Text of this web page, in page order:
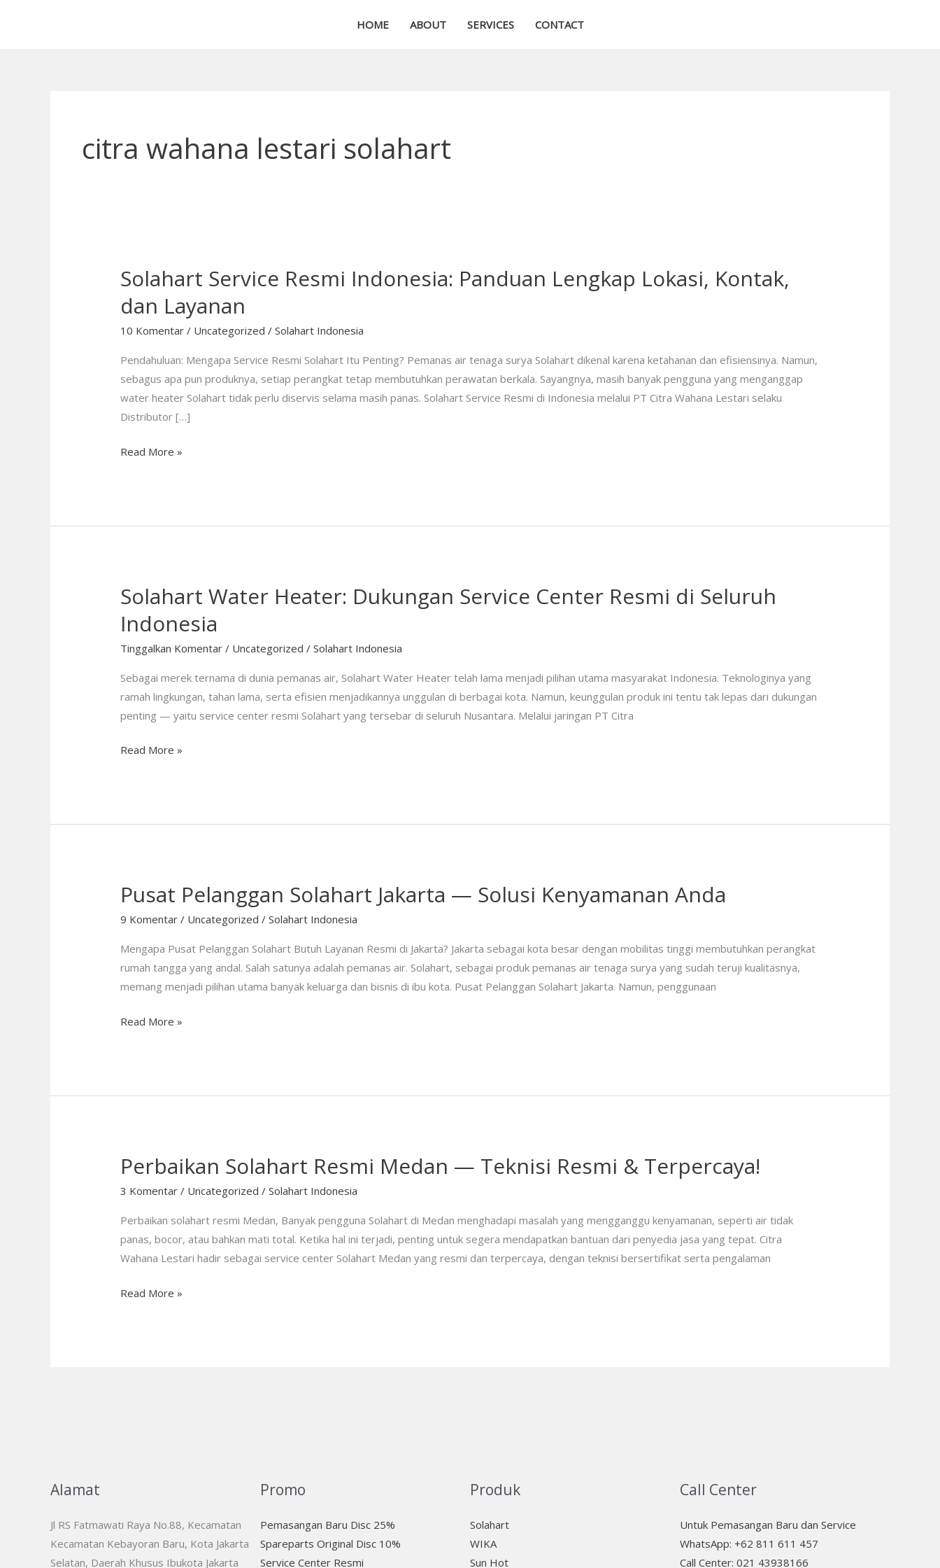
HOME ABOUT SERVICES CONTACT
citra wahana lestari solahart
Solahart Service Resmi Indonesia: Panduan Lengkap Lokasi, Kontak,
dan Layanan
10 Komentar / Uncategorized /Solahart Indonesia
Pendahuluan: Mengapa Service Resmi Solahart Itu Penting? Pemanas air tenaga surya Solahart dikenal karena ketahanan dan efisiensinya. Namun,
sebagus apa pun produknya, setiap perangkat tetap membutuhkan perawatan berkala. Sayangnya, masih banyak pengguna yang menganggap
water heater Solahart tidak perlu diservis selama masih panas. Solahart Service Resmi di Indonesia melalui PT Citra Wahana Lestari selaku
Distributor […]
Solahart
Resmi
Indonesia:
Lengkap
Lokasi,
Kontak,
dan
Read More »
Solahart Water Heater: Dukungan Service Center Resmi di Seluruh
Indonesia
Tinggalkan Komentar / Uncategorized /Solahart Indonesia
Sebagai merek ternama di dunia pemanas air, Solahart Water Heater telah lama menjadi pilihan utama masyarakat Indonesia. Teknologinya yang
ramah lingkungan, tahan lama, serta efisien menjadikannya unggulan di berbagai kota. Namun, keunggulan produk ini tentu tak lepas dari dukungan
penting — yaitu service center resmi Solahart yang tersebar di seluruh Nusantara. Melalui jaringan PT Citra
Solahart
Heater:
Dukungan
Center
Resmi
di
Read More »
Pusat Pelanggan Solahart Jakarta — Solusi Kenyamanan Anda
9 Komentar / Uncategorized /Solahart Indonesia
Mengapa Pusat Pelanggan Solahart Butuh Layanan Resmi di Jakarta? Jakarta sebagai kota besar dengan mobilitas tinggi membutuhkan perangkat
rumah tangga yang andal. Salah satunya adalah pemanas air. Solahart, sebagai produk pemanas air tenaga surya yang sudah teruji kualitasnya,
memang menjadi pilihan utama banyak keluarga dan bisnis di ibu kota. Pusat Pelanggan Solahart Jakarta. Namun, penggunaan
Pusat
Solahart
Jakarta
—
Solusi
Anda
Read More »
Perbaikan Solahart Resmi Medan — Teknisi Resmi & Terpercaya!
3 Komentar / Uncategorized /Solahart Indonesia
Perbaikan solahart resmi Medan, Banyak pengguna Solahart di Medan menghadapi masalah yang mengganggu kenyamanan, seperti air tidak
panas, bocor, atau bahkan mati total. Ketika hal ini terjadi, penting untuk segera mendapatkan bantuan dari penyedia jasa yang tepat. Citra
Wahana Lestari hadir sebagai service center Solahart Medan yang resmi dan terpercaya, dengan teknisi bersertifikat serta pengalaman
Perbaikan
Resmi
Medan
— Teknisi
Resmi
Terpercaya!
Read More »
Alamat
Jl RS Fatmawati Raya No.88, Kecamatan
Kecamatan Kebayoran Baru, Kota Jakarta
Selatan, Daerah Khusus Ibukota Jakarta
Promo
Pemasangan Baru Disc 25%
Spareparts Original Disc 10%
Service Center Resmi
Produk
Solahart
WIKA
Sun Hot
Call Center
Untuk Pemasangan Baru dan Service
WhatsApp: +62 811 611 457
Call Center: 021 43938166